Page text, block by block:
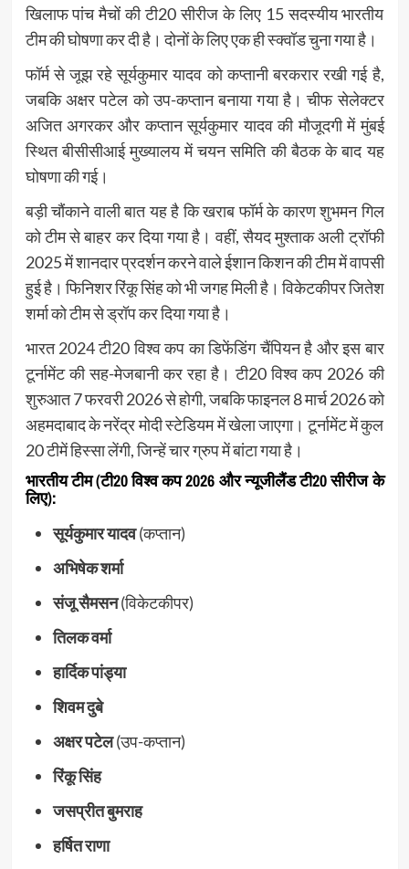
खिलाफ पांच मैचों की टी20 सीरीज के लिए 15 सदस्यीय भारतीय
टीम की घोषणा कर दी है। दोनों के लिए एक ही स्क्वॉड चुना गया है।
फॉर्म से जूझ रहे सूर्यकुमार यादव को कप्तानी बरकरार रखी गई है,
जबकि अक्षर पटेल को उप-कप्तान बनाया गया है। चीफ सेलेक्टर
अजित अगरकर और कप्तान सूर्यकुमार यादव की मौजूदगी में मुंबई
स्थित बीसीसीआई मुख्यालय में चयन समिति की बैठक के बाद यह
घोषणा की गई।
बड़ी चौंकाने वाली बात यह है कि खराब फॉर्म के कारण शुभमन गिल
को टीम से बाहर कर दिया गया है। वहीं, सैयद मुश्ताक अली ट्रॉफी
2025 में शानदार प्रदर्शन करने वाले ईशान किशन की टीम में वापसी
हुई है। फिनिशर रिंकू सिंह को भी जगह मिली है। विकेटकीपर जितेश
शर्मा को टीम से ड्रॉप कर दिया गया है।
भारत 2024 टी20 विश्व कप का डिफेंडिंग चैंपियन है और इस बार
टूर्नामेंट की सह-मेजबानी कर रहा है। टी20 विश्व कप 2026 की
शुरुआत 7 फरवरी 2026 से होगी, जबकि फाइनल 8 मार्च 2026 को
अहमदाबाद के नरेंद्र मोदी स्टेडियम में खेला जाएगा। टूर्नामेंट में कुल
20 टीमें हिस्सा लेंगी, जिन्हें चार ग्रुप में बांटा गया है।
भारतीय टीम (टी20 विश्व कप 2026 और न्यूजीलैंड टी20 सीरीज के
लिए):
सूर्यकुमार यादव(कप्तान)
अभिषेक शर्मा
संजू सैमसन(विकेटकीपर)
तिलक वर्मा
हार्दिक पांड्या
शिवम दुबे
अक्षर पटेल(उप-कप्तान)
रिंकू सिंह
जसप्रीत बुमराह
हर्षित राणा